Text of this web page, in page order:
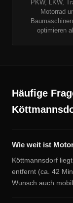
PKW, LKW,
Motorrad
optimieren
Häufige
Wie weit ist
Köttmannsdorf
entfernt (ca. 42
Wunsch auch